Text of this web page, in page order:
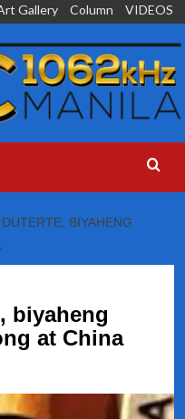
Gallery Column VIDEOS
BIYAHENG
biyaheng
at China